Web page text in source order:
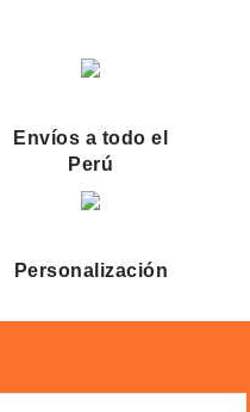
Envíos a todo el
Perú
Personalización